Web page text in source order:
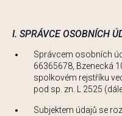
I. SPRÁVCE OSOBNÍCH
Správcem osobních
66365678, Bzenecká
spolkovém rejstříku
pod sp. zn. L 2525
Subjektem údajů se